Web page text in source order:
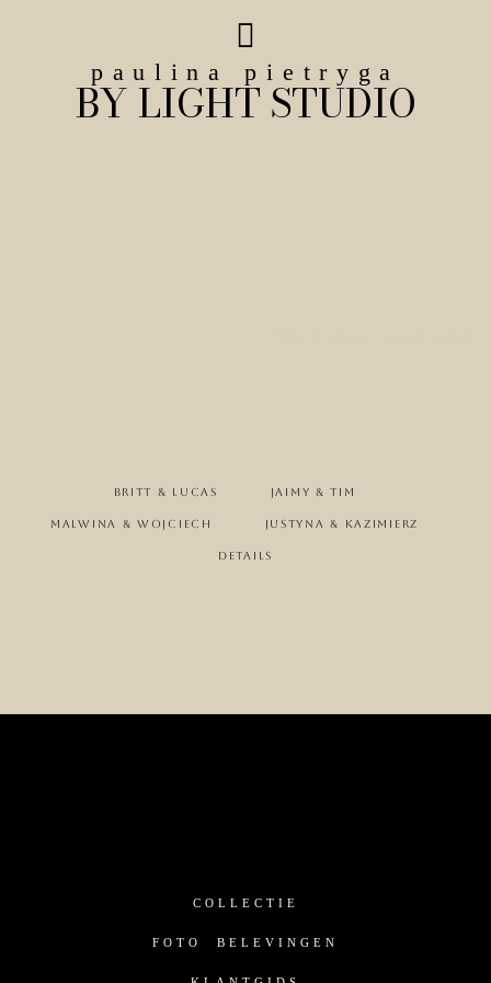
paulina pietryga
BY LIGHT STUDIO
Britt & Lucas Jaimy & Tim
Malwina & Wojciech Justyna & Kazimierz
Details
COLLECTIE
FOTO BELEVINGEN